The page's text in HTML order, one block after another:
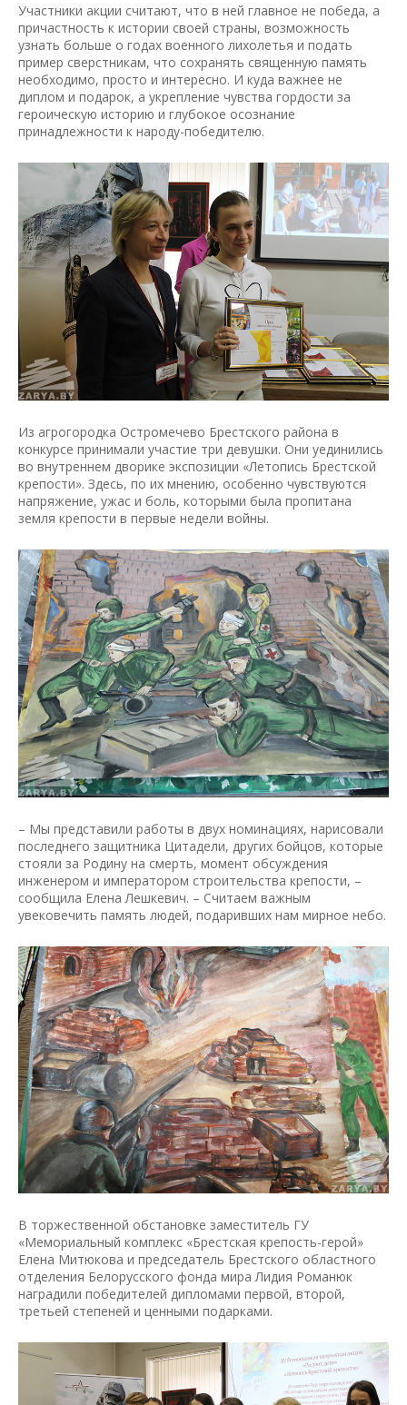
Участники акции считают, что в ней главное не победа, а
причастность к истории своей страны, возможность
узнать больше о годах военного лихолетья и подать
пример сверстникам, что сохранять священную память
необходимо, просто и интересно. И куда важнее не
диплом и подарок, а укрепление чувства гордости за
героическую историю и глубокое осознание
принадлежности к народу-победителю.
Из агрогородка Остромечево Брестского района в
конкурсе принимали участие три девушки. Они уединились
во внутреннем дворике экспозиции «Летопись Брестской
крепости». Здесь, по их мнению, особенно чувствуются
напряжение, ужас и боль, которыми была пропитана
земля крепости в первые недели войны.
– Мы представили работы в двух номинациях, нарисовали
последнего защитника Цитадели, других бойцов, которые
стояли за Родину на смерть, момент обсуждения
инженером и императором строительства крепости, –
сообщила Елена Лешкевич. – Считаем важным
увековечить память людей, подаривших нам мирное небо.
В торжественной обстановке заместитель ГУ
«Мемориальный комплекс «Брестская крепость-герой»
Елена Митюкова и председатель Брестского областного
отделения Белорусского фонда мира Лидия Романюк
наградили победителей дипломами первой, второй,
третьей степеней и ценными подарками.